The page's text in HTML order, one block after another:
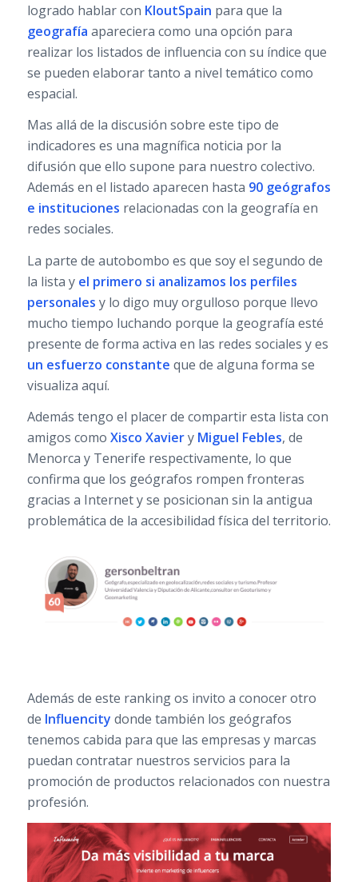
logrado hablar con KloutSpain para que la
geografía apareciera como una opción para
realizar los listados de influencia con su índice que
se pueden elaborar tanto a nivel temático como
espacial.
Mas allá de la discusión sobre este tipo de
indicadores es una magnífica noticia por la
difusión que ello supone para nuestro colectivo.
Además en el listado aparecen hasta 90 geógrafos
e instituciones relacionadas con la geografía en
redes sociales.
La parte de autobombo es que soy el segundo de
la lista y el primero si analizamos los perfiles
personales y lo digo muy orgulloso porque llevo
mucho tiempo luchando porque la geografía esté
presente de forma activa en las redes sociales y es
un esfuerzo constante que de alguna forma se
visualiza aquí.
Además tengo el placer de compartir esta lista con
amigos como Xisco Xaviery Miguel Febles, de
Menorca y Tenerife respectivamente, lo que
confirma que los geógrafos rompen fronteras
gracias a Internet y se posicionan sin la antigua
problemática de la accesibilidad física del territorio.
Además de este ranking os invito a conocer otro
de Influencity donde también los geógrafos
tenemos cabida para que las empresas y marcas
puedan contratar nuestros servicios para la
promoción de productos relacionados con nuestra
profesión.